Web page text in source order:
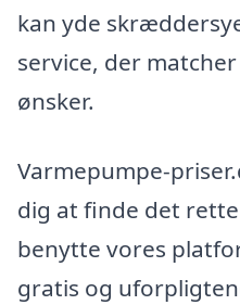
kan yde
service, der
ønsker.
Varmepumpe-
dig at finde det
benytte vores
gratis og